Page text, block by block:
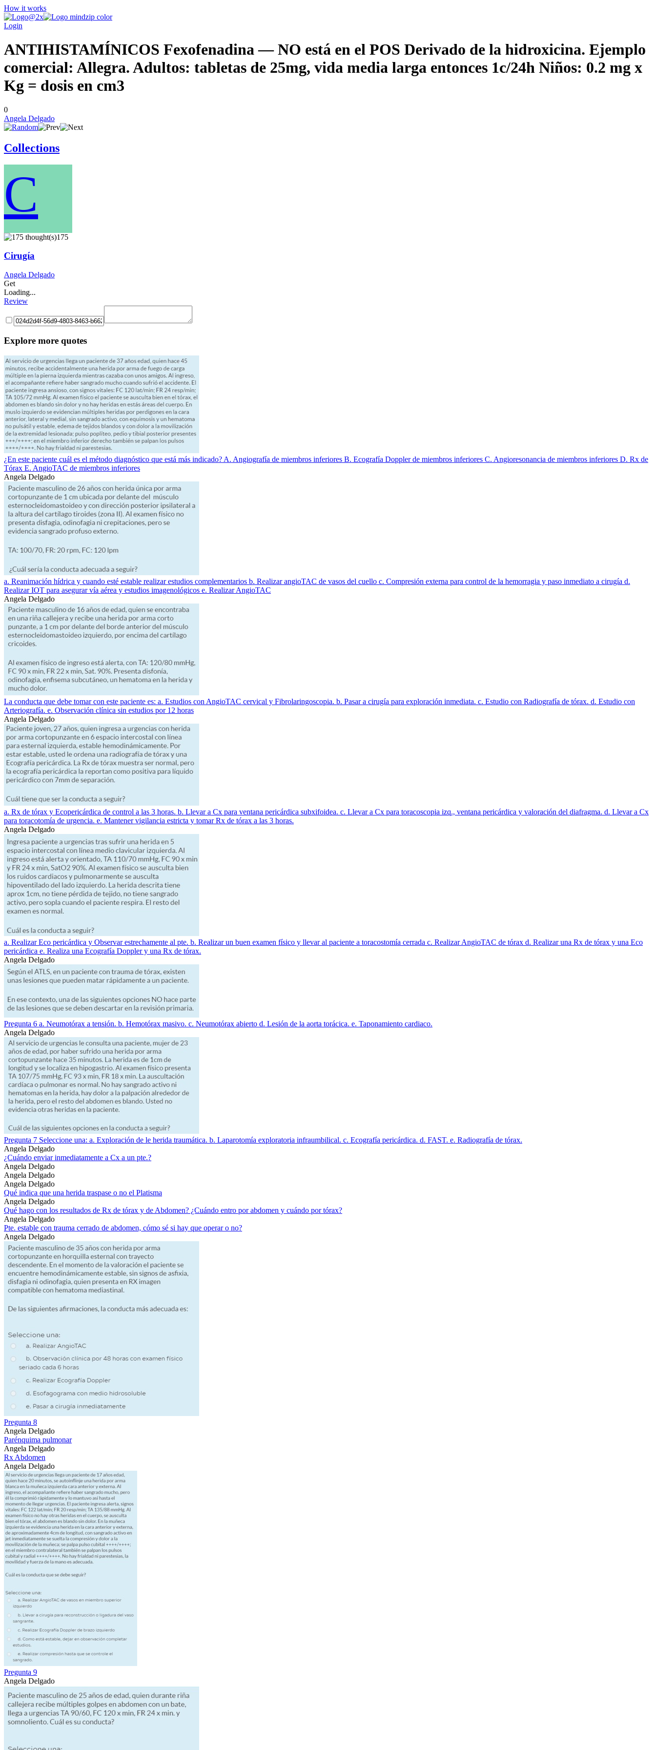
How it works
Login
ANTIHISTAMÍNICOS Fexofenadina — NO está en el POS Derivado de la hidroxicina. Ejemplo
comercial: Allegra. Adultos: tabletas de 25mg, vida media larga entonces 1c/24h Niños: 0.2 mg x
Kg = dosis en cm3
0
Angela Delgado
Collections
C
175
Cirugía
Angela Delgado
Get
Loading...
Review
Explore more quotes
¿En este paciente cuál es el método diagnóstico que está más indicado? A. Angiografía de miembros inferiores B. Ecografía Doppler de miembros inferiores C. Angioresonancia de miembros inferiores D. Rx de
Tórax E. AngioTAC de miembros inferiores
Angela Delgado
a. Reanimación hídrica y cuando esté estable realizar estudios complementarios b. Realizar angioTAC de vasos del cuello c. Compresión externa para control de la hemorragia y paso inmediato a cirugía d.
Realizar IOT para asegurar vía aérea y estudios imagenológicos e. Realizar AngioTAC
Angela Delgado
La conducta que debe tomar con este paciente es: a. Estudios con AngioTAC cervical y Fibrolaringoscopia. b. Pasar a cirugía para exploración inmediata. c. Estudio con Radiografía de tórax. d. Estudio con
Arteriografía. e. Observación clínica sin estudios por 12 horas
Angela Delgado
a. Rx de tórax y Ecopericárdica de control a las 3 horas. b. Llevar a Cx para ventana pericárdica subxifoidea. c. Llevar a Cx para toracoscopia izq., ventana pericárdica y valoración del diafragma. d. Llevar a Cx
para toracotomía de urgencia. e. Mantener vigilancia estricta y tomar Rx de tórax a las 3 horas.
Angela Delgado
a. Realizar Eco pericárdica y Observar estrechamente al pte. b. Realizar un buen examen físico y llevar al paciente a toracostomía cerrada c. Realizar AngioTAC de tórax d. Realizar una Rx de tórax y una Eco
pericárdica e. Realiza una Ecografía Doppler y una Rx de tórax.
Angela Delgado
Pregunta 6 a. Neumotórax a tensión. b. Hemotórax masivo. c. Neumotórax abierto d. Lesión de la aorta torácica. e. Taponamiento cardiaco.
Angela Delgado
Pregunta 7 Seleccione una: a. Exploración de le herida traumática. b. Laparotomía exploratoria infraumbilical. c. Ecografía pericárdica. d. FAST. e. Radiografía de tórax.
Angela Delgado
¿Cuándo enviar inmediatamente a Cx a un pte.?
Angela Delgado
Angela Delgado
Angela Delgado
Qué indica que una herida traspase o no el Platisma
Angela Delgado
Qué hago con los resultados de Rx de tórax y de Abdomen? ¿Cuándo entro por abdomen y cuándo por tórax?
Angela Delgado
Pte. estable con trauma cerrado de abdomen, cómo sé si hay que operar o no?
Angela Delgado
Pregunta 8
Angela Delgado
Parénquima pulmonar
Angela Delgado
Rx Abdomen
Angela Delgado
Pregunta 9
Angela Delgado